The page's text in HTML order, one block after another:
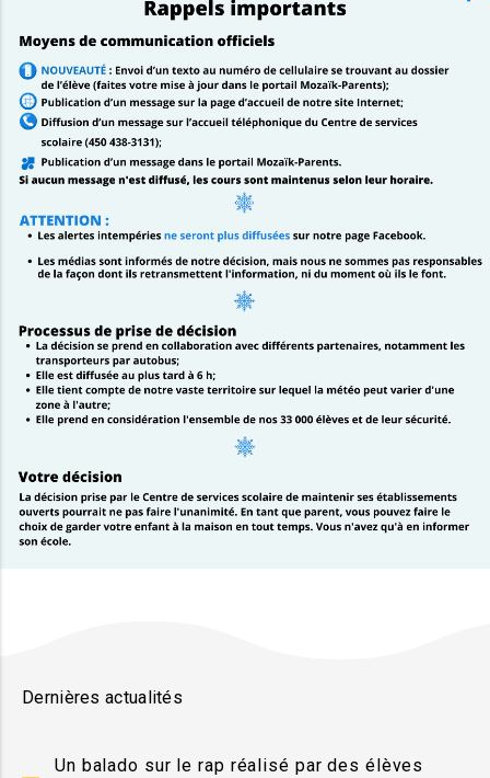
Dernières actualités
Un balado sur le rap réalisé par des élèves